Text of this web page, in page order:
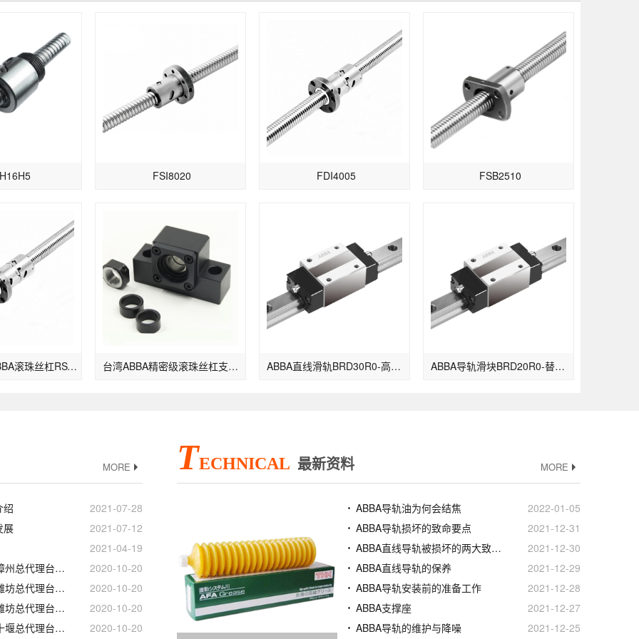
FSI8020 FDI4005 FSB2510
射出成型机ABBA滚珠丝杠RSY2005-3/4 台湾ABBA精密级滚珠丝杠支撑座EK系列EK15 ABBA直线滑轨BRD30R0-高组装型 ABBA导轨滑块BRD20R0-替换原BRH20B
MORE
绍
2021-07-28
展
2021-07-12
2021-04-19
宁波_湖南_辽阳_漳州总代理台湾ABBA直线导轨滑块
2020-10-20
绍兴_泉州_鞍山_潍坊总代理台湾ABBA线性滑轨滑块
2020-10-20
绍兴_泉州_鞍山_潍坊总代理台湾ABBA直线导轨滑块
2020-10-20
湖州_三明_抚顺_十堰总代理台湾ABBA直线导轨滑块
2020-10-20
TECHNICAL 最新资料 MORE
ABBA导轨油为何会结焦
2022-01-05
ABBA导轨损坏的致命要点
2021-12-31
ABBA直线导轨被损坏的两大致命要点
2021-12-30
ABBA直线导轨的保养
2021-12-29
ABBA导轨安装前的准备工作
2021-12-28
ABBA支撑座
2021-12-27
ABBA导轨的维护与降噪
2021-12-25